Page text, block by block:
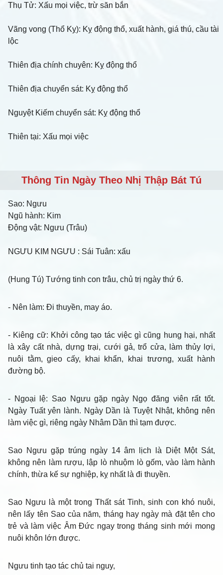
Thụ Tử: Xấu mọi việc, trừ săn bắn
Vãng vong (Thổ Kỵ): Kỵ động thổ, xuất hành, giá thú, cầu tài
lộc
Thiên địa chính chuyên: Kỵ động thổ
Thiên địa chuyển sát: Kỵ động thổ
Nguyệt Kiếm chuyển sát: Kỵ động thổ
Thiên tại: Xấu mọi việc
Thông Tin Ngày Theo Nhị Thập Bát Tú
Sao: Ngưu
Ngũ hành: Kim
Động vật: Ngưu (Trâu)
NGƯU KIM NGƯU : Sái Tuân: xấu
(Hung Tú) Tướng tinh con trâu, chủ trị ngày thứ 6.
- Nên làm: Đi thuyền, may áo.
- Kiêng cữ: Khởi công tạo tác việc gì cũng hung hại, nhất
là xây cất nhà, dựng trại, cưới gả, trổ cửa, làm thủy lợi,
nuôi tằm, gieo cấy, khai khẩn, khai trương, xuất hành
đường bộ.
- Ngoại lệ: Sao Ngưu gặp ngày Ngọ đăng viên rất tốt.
Ngày Tuất yên lành. Ngày Dần là Tuyệt Nhật, không nên
làm việc gì, riêng ngày Nhâm Dần thì tạm được.
Sao Ngưu gặp trúng ngày 14 âm lịch là Diệt Một Sát,
không nên làm rượu, lập lò nhuộm lò gốm, vào làm hành
chính, thừa kế sự nghiệp, kỵ nhất là đi thuyền.
Sao Ngưu là một trong Thất sát Tinh, sinh con khó nuôi,
nên lấy tên Sao của năm, tháng hay ngày mà đặt tên cho
trẻ và làm việc Âm Đức ngay trong tháng sinh mới mong
nuôi khôn lớn được.
Ngưu tinh tạo tác chủ tai nguy,